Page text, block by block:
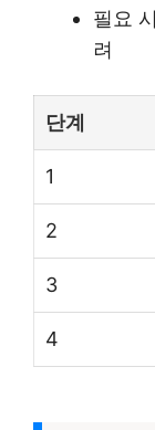
필요
려
단계
1
2
3
4